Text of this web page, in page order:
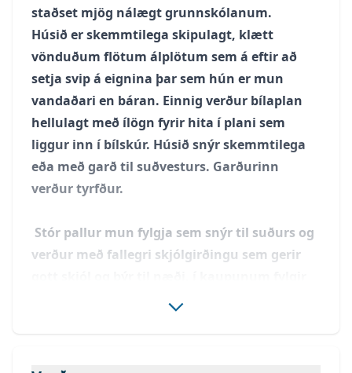
staðset mjög nálægt grunnskólanum.
Húsið er skemmtilega skipulagt, klætt
vönduðum flötum álplötum sem á eftir að
setja svip á eignina þar sem hún er mun
vandaðari en báran. Einnig verður bílaplan
hellulagt með ílögn fyrir hita í plani sem
liggur inn í bílskúr. Húsið snýr skemmtilega
eða með garð til suðvesturs. Garðurinn
verður tyrfður.
Stór pallur mun fylgja sem snýr til suðurs og
verður með fallegri skjólgirðingu sem gerir